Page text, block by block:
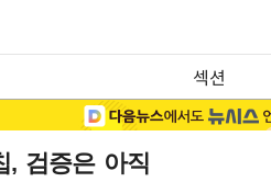
섹션
, 검증은 아직